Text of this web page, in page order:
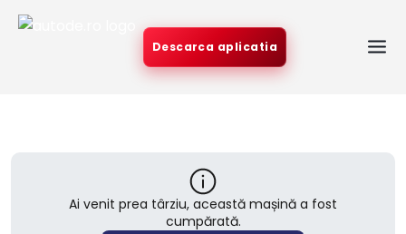
Descarca aplicatia
Ai venit prea târziu, această mașină a fost
cumpărată.